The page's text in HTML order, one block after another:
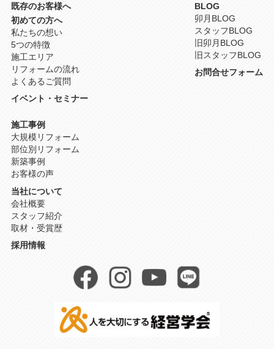
既存のお客様へ
初めての方へ
私たちの想い
5つの特徴
施工エリア
リフォームの流れ
よくあるご質問
イベント・セミナー
施工事例
大規模リフォーム
部位別リフォーム
新築事例
お客様の声
当社について
会社概要
スタッフ紹介
取材・受賞歴
採用情報
BLOG
卯月BLOG
スタッフBLOG
旧卯月BLOG
旧スタッフBLOG
お問合せフォーム